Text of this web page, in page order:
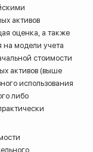
активов
оценка, а также
на модели учета
стоимости
активов (выше
использования
либо